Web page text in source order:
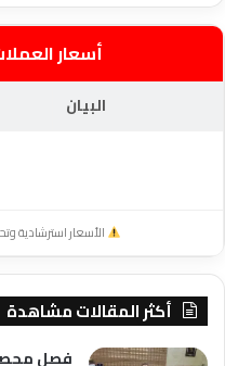
أسعار
البيان
الأسعار استرشادية
أكثر المقالات مشاهدة
فصل